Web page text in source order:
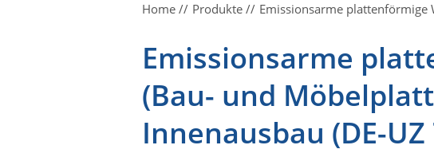
Home Produkte Emissionsarme plattenförmige
Emissionsarme
(Bau- und
Innenausbau (DE-UZ